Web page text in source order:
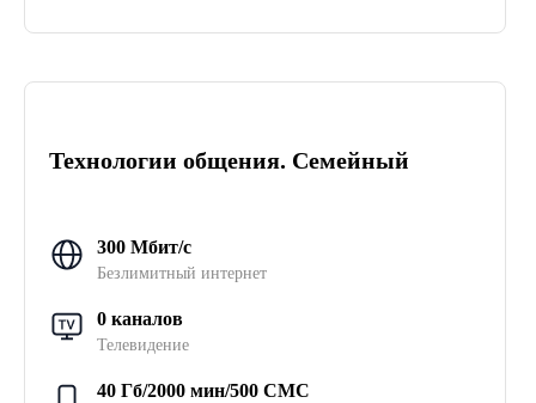
Технологии общения. Семейный
300 Мбит/с
Безлимитный интернет
0 каналов
Телевидение
40 Гб/2000 мин/500 СМС